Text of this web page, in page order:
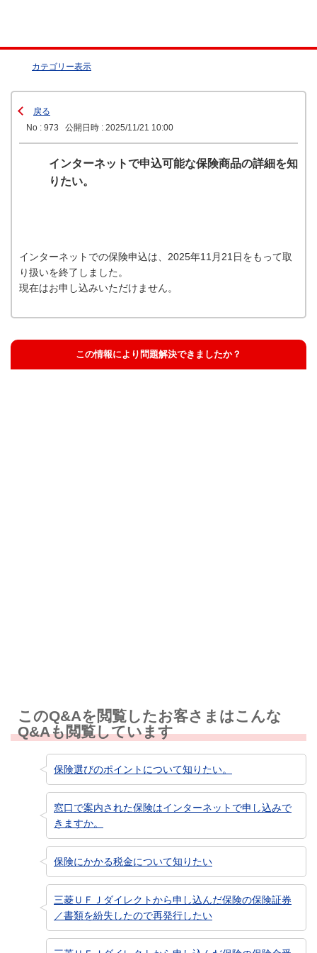
カテゴリー表示
戻る
No : 973
公開日時 : 2025/11/21 10:00
インターネットで申込可能な保険商品の詳細を知
りたい。
インターネットでの保険申込は、2025年11月21日をもって取
り扱いを終了しました。
現在はお申し込みいただけません。
この情報により問題解決できましたか？
このQ&Aを閲覧したお客さまはこんな
Q&Aも閲覧しています
保険選びのポイントについて知りたい。
窓口で案内された保険はインターネットで申し込みで
きますか。
保険にかかる税金について知りたい
三菱ＵＦＪダイレクトから申し込んだ保険の保険証券
／書類を紛失したので再発行したい